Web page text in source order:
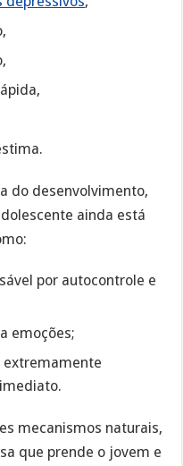
do desenvolvimento,
ainda está
por autocontrole e
emoções;
extremamente
mecanismos naturais,
que prende o jovem e